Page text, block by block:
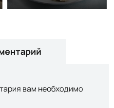
вам необходимо